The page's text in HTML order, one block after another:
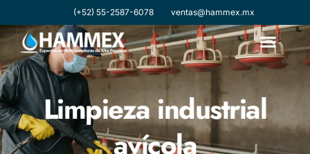
(+52) 55-2587-6078 ventas@hammex.mx
Limpieza industrial
avícola